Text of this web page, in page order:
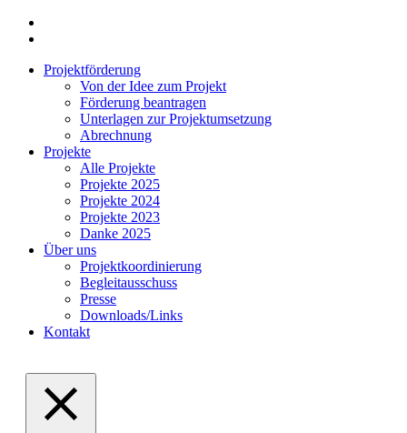
Projektförderung
Von der Idee zum Projekt
Förderung beantragen
Unterlagen zur Projektumsetzung
Abrechnung
Projekte
Alle Projekte
Projekte 2025
Projekte 2024
Projekte 2023
Danke 2025
Über uns
Projektkoordinierung
Begleitausschuss
Presse
Downloads/Links
Kontakt